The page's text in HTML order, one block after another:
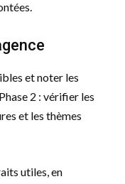
et noter les
2 : vérifier les
et les thèmes
utiles, en